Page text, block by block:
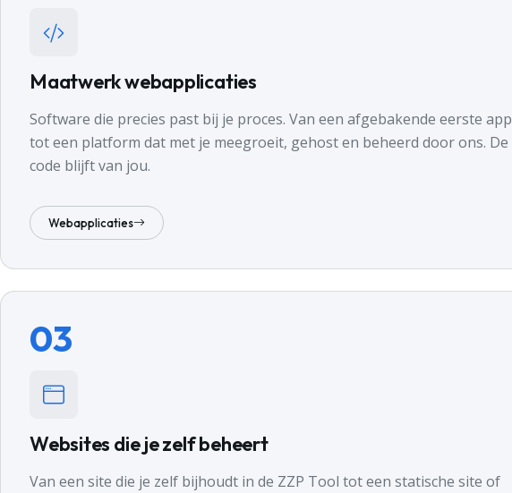
Maatwerk webapplicaties
Software die precies past bij je proces. Van een afgebakende eerste app
tot een platform dat met je meegroeit, gehost en beheerd door ons. De
code blijft van jou.
Webapplicaties
03
Websites die je zelf beheert
Van een site die je zelf bijhoudt in de ZZP Tool tot een statische site of